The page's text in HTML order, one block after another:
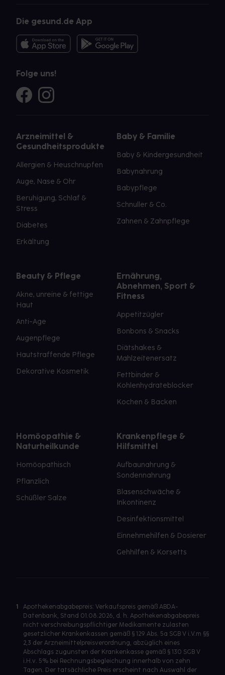
Die gesund.de App
Folge uns!
Arzneimittel &
Gesundheitsprodukte
Allergien & Heuschnupfen
Auge, Nase & Ohr
Beruhigung, Schlaf &
Stress
Diabetes
Erkältung
Baby & Familie
Baby & Kindergesundheit
Babynahrung
Babypflege
Schnuller & Co.
Zahnen & Zahnpflege
Beauty & Pflege
Akne, unreine & fettige
Haut
Anti-Age
Augenpflege
Hautstraffende Pflege
Dekorative Kosmetik
Ernährung,
Abnehmen, Sport &
Fitness
Appetitzügler
Bonbons & Snacks
Diätshakes &
Mahlzeitenersatz
Fettbinder &
Kohlenhydrateblocker
Kochen & Backen
Homöopathie &
Naturheilkunde
Homöopathisch
Pflanzlich
Schüßler Salze
Krankenpflege &
Hilfsmittel
Aufbaunahrung &
Sondennahrung
Blasenschwäche &
Inkontinenz
Desinfektionsmittel
Einnehmehilfen & Dosierer
Gehhilfen & Korsetts
1
Apothekenabgabepreis: Verkaufspreis gemäß ABDA-
Datenbank, Stand 01.08.2026, d. h. Apothekenabgabepreis
nicht verschreibungspflichtiger Medikamente zulasten
gesetzlicher Krankenkassen gemäß § 129 Abs. 5a SGB V i.V.m §§
2,3 der Arzneimittelpreisverordnung, abzüglich eines
Abschlags zugunsten der Krankenkasse gemäß § 130 SGB V
i.H.v. 5% bei Rechnungsbegleichung innerhalb von zehn
Tagen. Der tatsächliche Preis erscheint nach Auswahl der